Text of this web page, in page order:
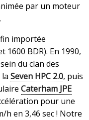
par un moteur
importée
1600 BDR). En 1990,
du clan des
Seven HPC 2.0, puis
Caterham JPE
pour une
h en 3,46 sec ! Notre